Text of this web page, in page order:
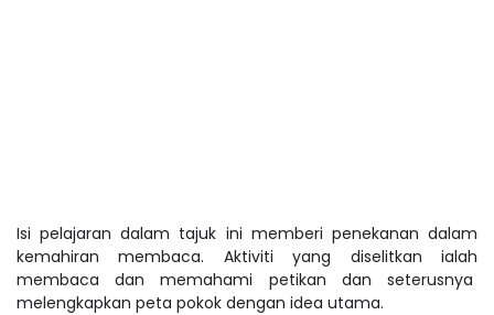
Isi pelajaran dalam tajuk ini memberi penekanan dalam
kemahiran membaca. Aktiviti yang diselitkan ialah
membaca dan memahami petikan dan seterusnya
melengkapkan peta pokok dengan idea utama.